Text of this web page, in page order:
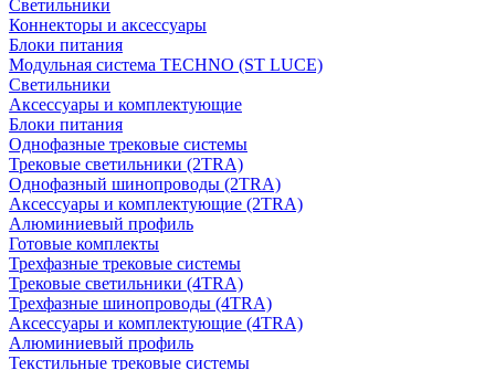
Светильники
Коннекторы и аксессуары
Блоки питания
Модульная система TECHNO (ST LUCE)
Светильники
Аксессуары и комплектующие
Блоки питания
Однофазные трековые системы
Трековые светильники (2TRA)
Однофазный шинопроводы (2TRA)
Аксессуары и комплектующие (2TRA)
Алюминиевый профиль
Готовые комплекты
Трехфазные трековые системы
Трековые светильники (4TRA)
Трехфазные шинопроводы (4TRA)
Аксессуары и комплектующие (4TRA)
Алюминиевый профиль
Текстильные трековые системы